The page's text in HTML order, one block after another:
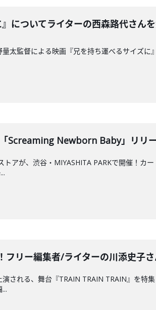
についてライターの西森路代さん
太監督による映画『兄を持ち運べるサイズに
Screaming Newborn Baby」リリ
アが、渋谷・MIYASHITA PARKで開催！カ
フリー編集者/ライターの川添史子
される、舞台『TRAIN TRAIN TRAIN』を特